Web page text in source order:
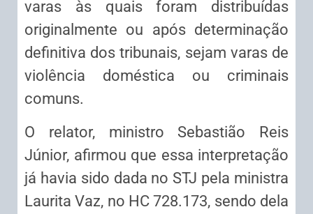
varas às quais foram distribuídas
originalmente ou após determinação
definitiva dos tribunais, sejam varas de
violência doméstica ou criminais
comuns.
O relator, ministro Sebastião Reis
Júnior, afirmou que essa interpretação
já havia sido dada no STJ pela ministra
Laurita Vaz, no HC 728.173, sendo dela